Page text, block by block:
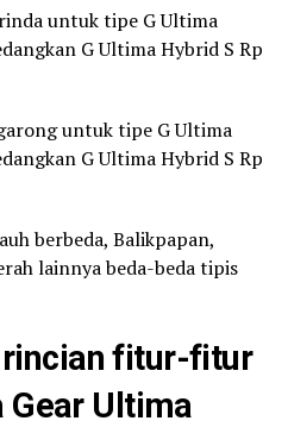
untuk tipe G Ultima
G Ultima Hybrid S Rp
untuk tipe G Ultima
G Ultima Hybrid S Rp
berbeda, Balikpapan,
lainnya beda-beda tipis
fitur-fitur
Gear Ultima